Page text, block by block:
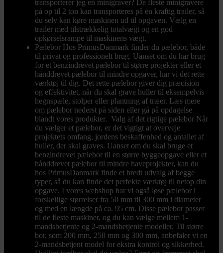
transporterer jeg en minigraver? De fleste minigravere
på op til 2 ton kan transporteres på en kraftig trailer, så
du selv kan køre maskinen ud til opgaven. Vælg en
trailer med tilstrækkelig totalvægt og en god
opkørselsrampe til maskinens vægt.
Pælebor Hos PrimusDanmark finder du pælebor, både
til privat og professionelt brug. Uanset om du har brug
for et benzindrevet pælebor til større projekter eller et
hånddrevet pælebor til mindre opgaver, har vi det rette
værktøj til dig. Det rette pælebor giver dig præcision
og effektivitet, når du skal grave huller til eksempelvis
hegnspæle, stolper eller plantning af træer. Læs mere
om pælebor nederst på siden eller gå på opdagelse
blandt vores produkter. Valg af det rigtige pælebor Når
du vælger et pælebor, er det vigtigt at overveje
projektets omfang, jordens beskaffenhed og antallet af
huller, der skal graves. Uanset om du skal bruge et
benzindrevet pælebor til en større byggeopgave eller et
hånddrevet pælebor til mindre haveprojekter, kan du
hos PrimusDanmark finde et bredt udvalg af begge
typer, så du kan finde det perfekte værktøj til netop din
opgave. I vores webshop har vi også løse pælebor i
forskellige størrelser fra 50 mm til 300 mm i diameter
og med en længde på ca. 95 cm. Disse pælebor passer
til de fleste maskiner, og du kan vælge mellem 1-
mandsbetjente og 2-mandsbetjente modeller. Til større
bor, som 200 mm, 250 mm og 300 mm, anbefaler vi en
2-mandsbetjent model for ekstra kontrol og sikkerhed.